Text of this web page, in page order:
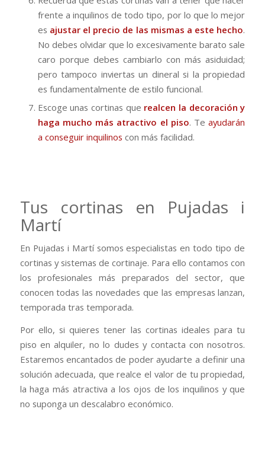
frente a inquilinos de todo tipo, por lo que lo mejor
es ajustar el precio de las mismas a este hecho.
No debes olvidar que lo excesivamente barato sale
caro porque debes cambiarlo con más asiduidad;
pero tampoco inviertas un dineral si la propiedad
es fundamentalmente de estilo funcional.
Escoge unas cortinas que realcen la decoración y
haga mucho más atractivo el piso. Te ayudarán
a conseguir inquilinos con más facilidad.
Tus cortinas en Pujadas i
Martí
En Pujadas i Martí somos especialistas en todo tipo de
cortinas y sistemas de cortinaje. Para ello contamos con
los profesionales más preparados del sector, que
conocen todas las novedades que las empresas lanzan,
temporada tras temporada.
Por ello, si quieres tener las cortinas ideales para tu
piso en alquiler, no lo dudes y contacta con nosotros.
Estaremos encantados de poder ayudarte a definir una
solución adecuada, que realce el valor de tu propiedad,
la haga más atractiva a los ojos de los inquilinos y que
no suponga un descalabro económico.